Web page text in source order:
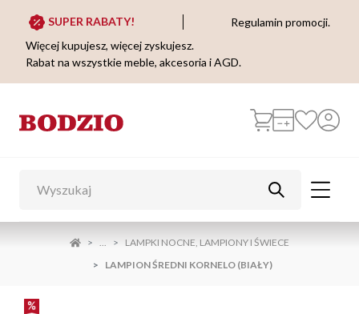
SUPER RABATY!
Regulamin promocji.
Więcej kupujesz, więcej zyskujesz.
Rabat na wszystkie meble, akcesoria i AGD.
...
LAMPKI NOCNE, LAMPIONY I ŚWIECE
LAMPION ŚREDNI KORNELO (BIAŁY)